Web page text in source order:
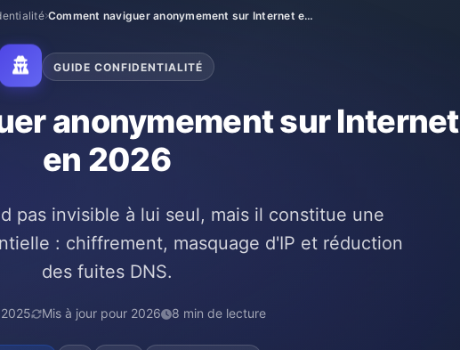
Comment naviguer anonymement sur Internet en 2026
GUIDE CONFIDENTIALITÉ
anonymement sur Internet
en 2026
pas invisible à lui seul, mais il constitue une
: chiffrement, masquage d'IP et réduction
des fuites DNS.
Mis à jour pour 2026 8 min de lecture